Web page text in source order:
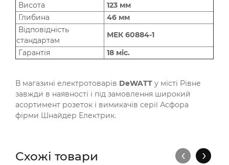
Висота
123 мм
Глибина
46 мм
Відповідність
стандартам
МЕК 60884-1
Гарантія
18 міс.
В магазині електротоварів DeWATT у місті Рівне
завжди в наявності і під замовлення широкий
асортимент розеток і вимикачів серії Асфора
фірми Шнайдер Електрик.
Схожі товари ‹ ›